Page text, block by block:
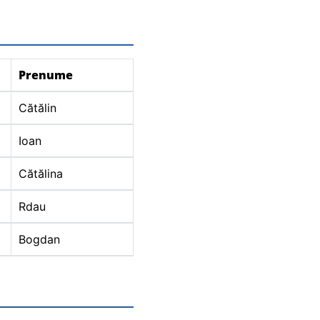
Prenume
Cătălin
Ioan
Cătălina
Rdau
Bogdan